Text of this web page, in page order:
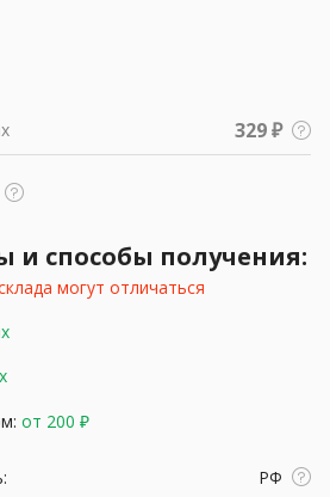
329 ₽
и способы получения:
могут отличаться
от 200 ₽
РФ